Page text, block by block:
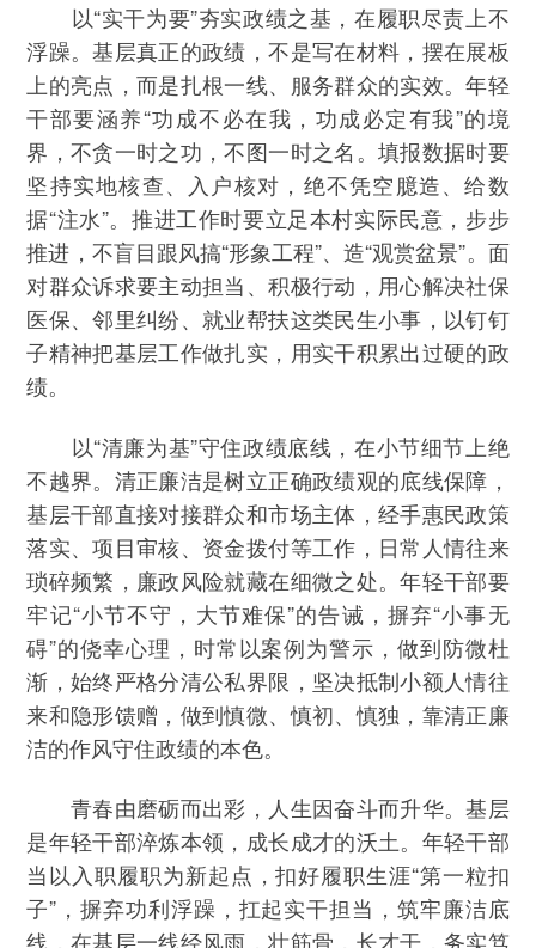
以“实干为要”夯实政绩之基，在履职尽责上不
浮躁。基层真正的政绩，不是写在材料，摆在展板
上的亮点，而是扎根一线、服务群众的实效。年轻
干部要涵养“功成不必在我，功成必定有我”的境
界，不贪一时之功，不图一时之名。填报数据时要
坚持实地核查、入户核对，绝不凭空臆造、给数
据“注水”。推进工作时要立足本村实际民意，步步
推进，不盲目跟风搞“形象工程”、造“观赏盆景”。面
对群众诉求要主动担当、积极行动，用心解决社保
医保、邻里纠纷、就业帮扶这类民生小事，以钉钉
子精神把基层工作做扎实，用实干积累出过硬的政
绩。
以“清廉为基”守住政绩底线，在小节细节上绝
不越界。清正廉洁是树立正确政绩观的底线保障，
基层干部直接对接群众和市场主体，经手惠民政策
落实、项目审核、资金拨付等工作，日常人情往来
琐碎频繁，廉政风险就藏在细微之处。年轻干部要
牢记“小节不守，大节难保”的告诫，摒弃“小事无
碍”的侥幸心理，时常以案例为警示，做到防微杜
渐，始终严格分清公私界限，坚决抵制小额人情往
来和隐形馈赠，做到慎微、慎初、慎独，靠清正廉
洁的作风守住政绩的本色。
青春由磨砺而出彩，人生因奋斗而升华。基层
是年轻干部淬炼本领，成长成才的沃土。年轻干部
当以入职履职为新起点，扣好履职生涯“第一粒扣
子”，摒弃功利浮躁，扛起实干担当，筑牢廉洁底
线，在基层一线经风雨，壮筋骨，长才干，务实笃